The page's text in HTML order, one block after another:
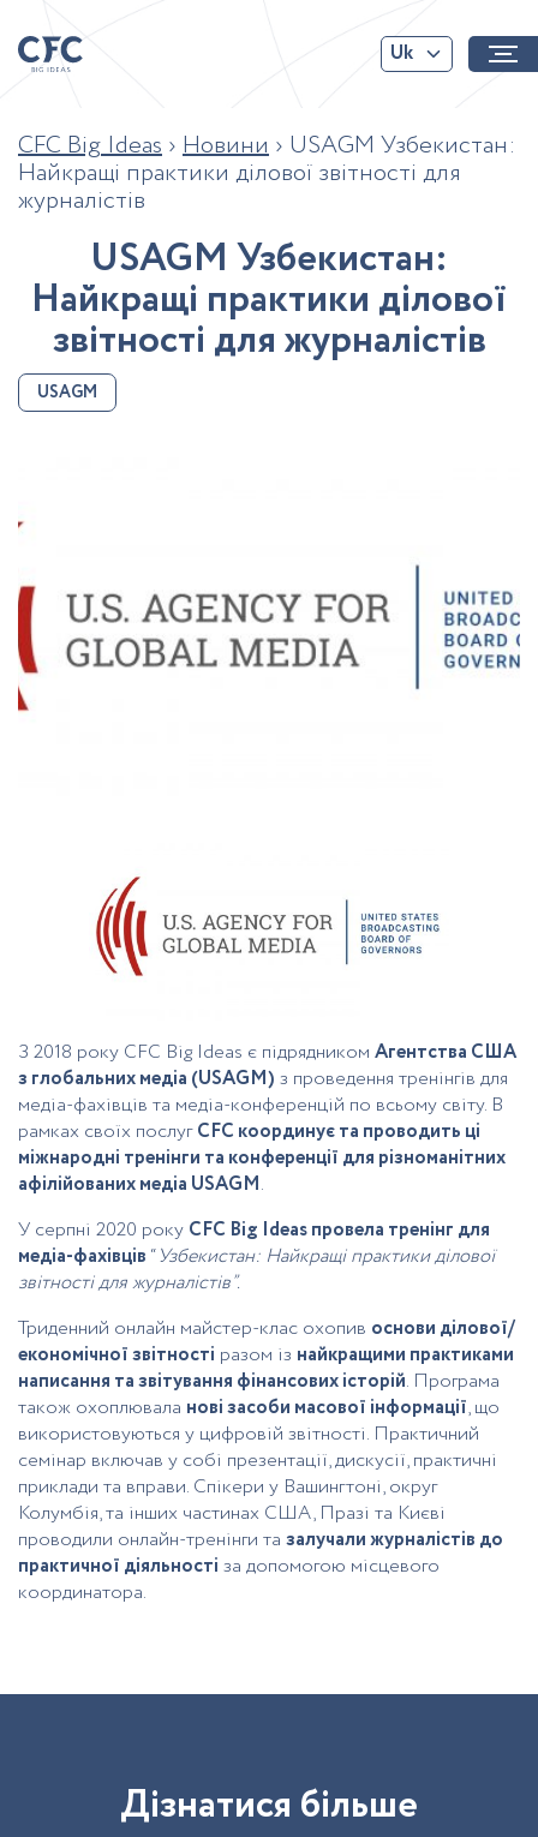
Uk
CFC Big Ideas › Новини › USAGM Узбекистан:
Найкращі практики ділової звітності для
журналістів
USAGM Узбекистан:
Найкращі практики ділової
звітності дляжурналістів
USAGM
З 2018 року CFC Big Ideas є підрядником Агентства США
з глобальних медіа (USAGM) з проведення тренінгів для
медіа-фахівців та медіа-конференцій по всьому світу. В
рамках своїх послугCFC координує та проводить ці
міжнародні тренінги та конференції для різноманітних
афілійованих медіа USAGM.
У серпні 2020 року CFC Big Ideas провела тренінг для
медіа-фахівців “Узбекистан: Найкращі практики ділової
звітності для журналістів”.
Триденний онлайн майстер-клас охопив основи ділової/
економічної звітності разом із найкращими практиками
написання та звітування фінансових історій. Програма
також охоплювала нові засоби масової інформації, що
використовуються у цифровій звітності. Практичний
семінар включав у собі презентації, дискусії, практичні
приклади та вправи. Спікери у Вашингтоні, округ
Колумбія, та інших частинах США, Празі та Києві
проводили онлайн-тренінги та залучали журналістів до
практичної діяльності за допомогою місцевого
координатора.
Дізнатися більше